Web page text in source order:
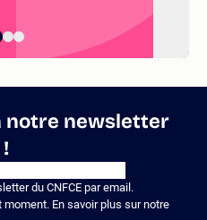
notre newsletter
!
du CNFCE par email.
En savoir plus sur notre